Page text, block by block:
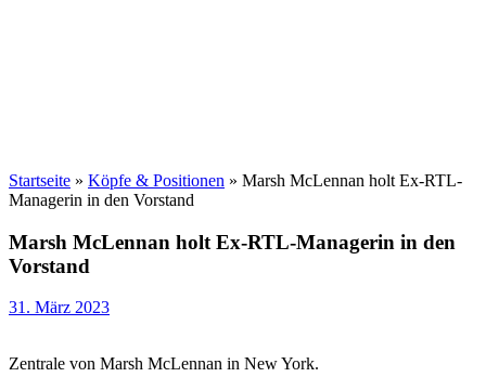
Startseite » Köpfe & Positionen » Marsh McLennan holt Ex-RTL-
Managerin in den Vorstand
Marsh McLennan holt Ex-RTL-Managerin in den
Vorstand
31. März 2023
Zentrale von Marsh McLennan in New York.